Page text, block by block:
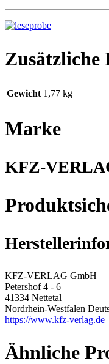
Gewicht 1,77 kg
Marke
KFZ-
KFZ-VERLAG GmbH
Petershof 4 - 6
41334 Nettetal
Nordrhein-Westfalen
https://www.kfz-verlag.de
Ähnliche